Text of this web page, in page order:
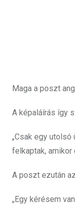
Maga a poszt
A képaláírás így
„Csak egy
felkaptak,
A poszt ezután
„Egy kérésem